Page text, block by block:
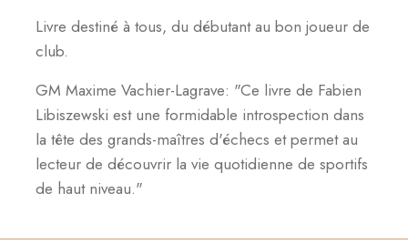
Livre destiné à tous, du débutant au bon joueur de
club.
GM Maxime Vachier-Lagrave: "Ce livre de Fabien
Libiszewski est une formidable introspection dans
la tête des grands-maîtres d'échecs et permet au
lecteur de découvrir la vie quotidienne de sportifs
de haut niveau."